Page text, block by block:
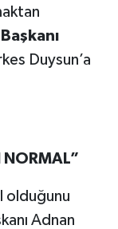
Duysun’a
NORMAL”
olduğunu
Adnan